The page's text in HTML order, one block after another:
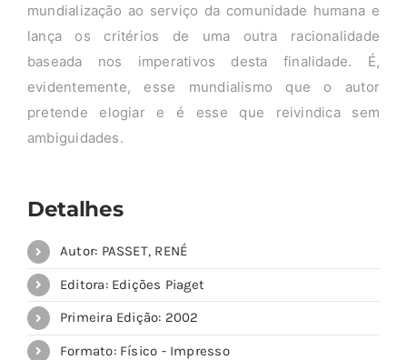
mundialização ao serviço da comunidade humana e
lança os critérios de uma outra racionalidade
baseada nos imperativos desta finalidade. É,
evidentemente, esse mundialismo que o autor
pretende elogiar e é esse que reivindica sem
ambiguidades.
Detalhes
Autor: PASSET, RENÉ
Editora: Edições Piaget
Primeira Edição: 2002
Formato: Físico - Impresso